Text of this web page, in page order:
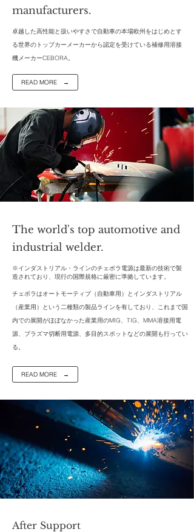
manufacturers.
卓越した高性能と扱いやすさで自動車の本場欧州をはじめとす
る世界のトップカーメーカーから認定を受けている補修用溶接
機メーカーCEBORA。
READ MORE →
The world's top automotive and
industrial welder.
※インダストリアル・ラインのチェボラ電源は最新の技術で製
造されており、現行の国際規格に厳密に準拠しています。
チェボラはオートモーティブ（自動車用）とインダストリアル
（産業用）という二種類の製品ラインを有しており、これまで国
内での展開がほぼなかった産業用のMIG、TIG、MMA溶接用電
源、プラズマ切断用電源、多目的スポットなどの展開も行ってい
る。
READ MORE →
After Support